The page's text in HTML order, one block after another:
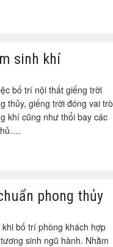
sinh khí
bố trí nội thất giếng trời
thủy, giếng trời đóng vai trò
khí cũng như thổi bay các
phong thủy
bố trí phòng khách hợp
sinh ngũ hành. Nhằm